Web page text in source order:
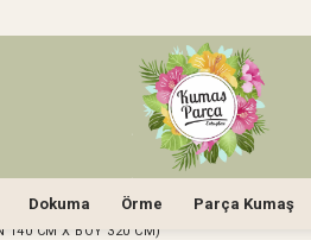
Dokuma Örme Parça Kumaş
140 CM X BOY 320 CM)